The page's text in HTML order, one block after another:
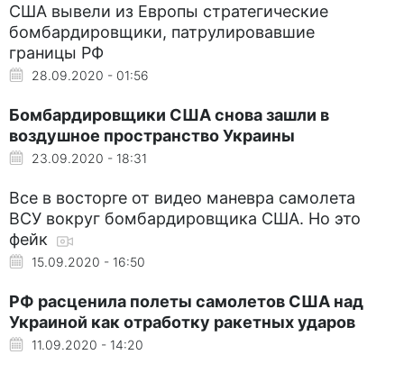
США вывели из Европы стратегические
бомбардировщики, патрулировавшие
границы РФ
28.09.2020 - 01:56
Бомбардировщики США снова зашли в
воздушное пространство Украины
23.09.2020 - 18:31
Все в восторге от видео маневра самолета
ВСУ вокруг бомбардировщика США. Но это
фейк
15.09.2020 - 16:50
РФ расценила полеты самолетов США над
Украиной как отработку ракетных ударов
11.09.2020 - 14:20